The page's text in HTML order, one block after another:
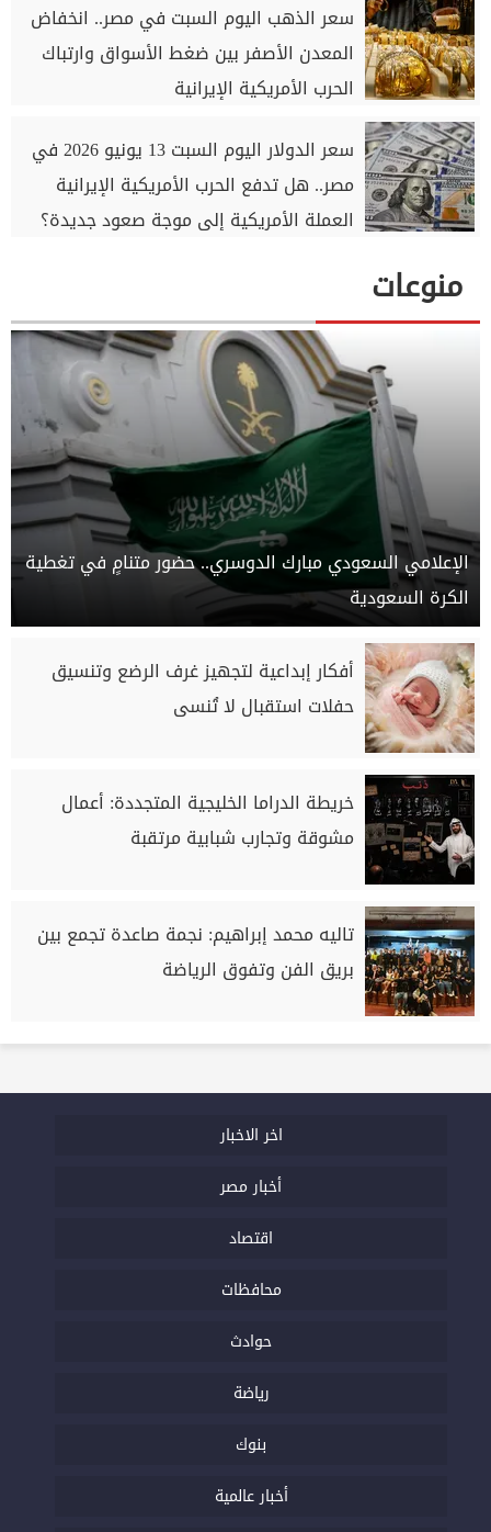
سعر الذهب اليوم السبت في مصر.. انخفاض
المعدن الأصفر بين ضغط الأسواق وارتباك
الحرب الأمريكية الإيرانية
سعر الدولار اليوم السبت 13 يونيو 2026 في
مصر.. هل تدفع الحرب الأمريكية الإيرانية
العملة الأمريكية إلى موجة صعود جديدة؟
منوعات
الإعلامي السعودي مبارك الدوسري.. حضور متنامٍ في تغطية
الكرة السعودية
أفكار إبداعية لتجهيز غرف الرضع وتنسيق
حفلات استقبال لا تُنسى
خريطة الدراما الخليجية المتجددة: أعمال
مشوقة وتجارب شبابية مرتقبة
تاليه محمد إبراهيم: نجمة صاعدة تجمع بين
بريق الفن وتفوق الرياضة
اخر الاخبار
أخبار مصر
اقتصاد
محافظات
حوادث
رياضة
بنوك
أخبار عالمية